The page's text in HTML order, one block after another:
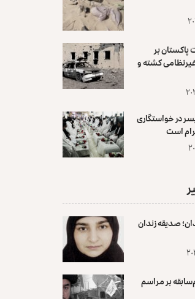
پاکستان بر
هزار و ۱۸۷ غیرنظامی کشته و
در خواستگاری
است
صدیقه زندان
بر مراسم